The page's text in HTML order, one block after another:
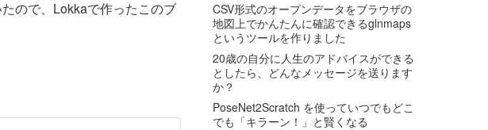
ので、Lokkaで作ったこのブ
CSV形式のオープンデータをブラウザの
地図上でかんたんに確認できるglnmaps
というツールを作りました
20歳の自分に人生のアドバイスができる
としたら、どんなメッセージを送ります
か？
PoseNet2Scratch を使っていつでもどこ
でも「キラーン！」と賢くなる